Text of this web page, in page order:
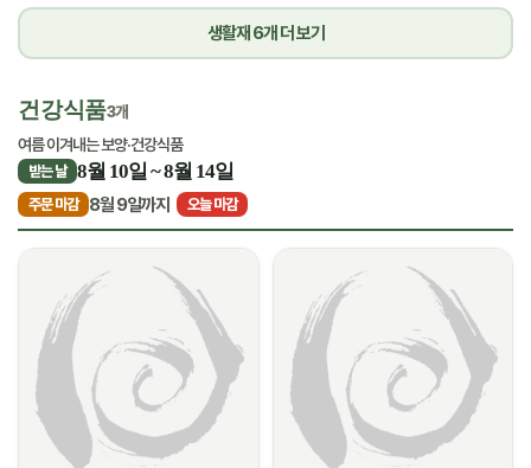
생활재 6개 더 보기
건강식품3개
여름 이겨내는 보양·건강식품
받는 날 8월 10일 ~ 8월 14일
주문 마감 8월 9일까지 오늘 마감